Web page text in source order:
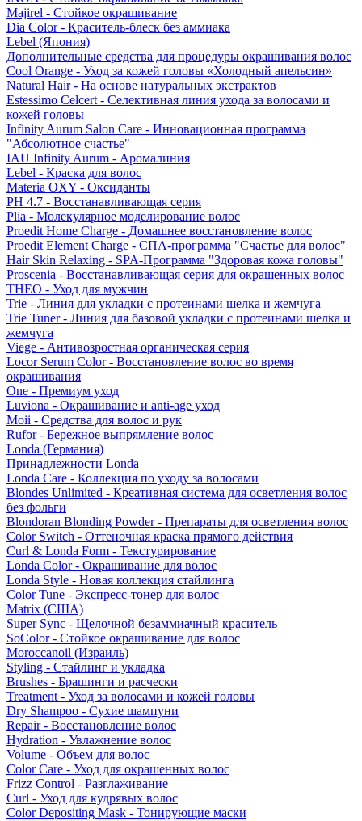
Majirel - Стойкое окрашивание
Dia Color - Краситель-блеск без аммиака
Lebel (Япония)
Дополнительные средства для процедуры окрашивания волос
Cool Orange - Уход за кожей головы «Холодный апельсин»
Natural Hair - На основе натуральных экстрактов
Estessimo Celcert - Селективная линия ухода за волосами и
кожей головы
Infinity Aurum Salon Care - Инновационная программа
"Абсолютное счастье"
IAU Infinity Aurum - Аромалиния
Lebel - Краска для волос
Materia OXY - Оксиданты
PH 4.7 - Восстанавливающая серия
Plia - Молекулярное моделирование волос
Proedit Home Charge - Домашнее восстановление волос
Proedit Element Charge - СПА-программа "Счастье для волос"
Hair Skin Relaxing - SPA-Программа "Здоровая кожа головы"
Proscenia - Восстанавливающая серия для окрашенных волос
THEO - Уход для мужчин
Trie - Линия для укладки с протеинами шелка и жемчуга
Trie Tuner - Линия для базовой укладки с протеинами шелка и
жемчуга
Viege - Антивозростная органическая серия
Locor Serum Color - Восстановление волос во время
окрашивания
One - Премиум уход
Luviona - Окрашивание и anti-age уход
Moii - Средства для волос и рук
Rufor - Бережное выпрямление волос
Londa (Германия)
Принадлежности Londa
Londa Care - Коллекция по уходу за волосами
Blondes Unlimited - Креативная система для осветления волос
без фольги
Blondoran Blonding Powder - Препараты для осветления волос
Color Switch - Оттеночная краска прямого действия
Curl & Londa Form - Текстурирование
Londa Color - Окрашивание для волос
Londa Style - Новая коллекция стайлинга
Color Tune - Экспресс-тонер для волос
Matrix (США)
Super Sync - Щелочной безаммиачный краситель
SoColor - Стойкое окрашивание для волос
Moroccanoil (Израиль)
Styling - Стайлинг и укладка
Brushes - Брашинги и расчески
Treatment - Уход за волосами и кожей головы
Dry Shampoo - Сухие шампуни
Repair - Восстановление волос
Hydration - Увлажнение волос
Volume - Объем для волос
Color Care - Уход для окрашенных волос
Frizz Control - Разглаживание
Curl - Уход для кудрявых волос
Color Depositing Mask - Тонирующие маски